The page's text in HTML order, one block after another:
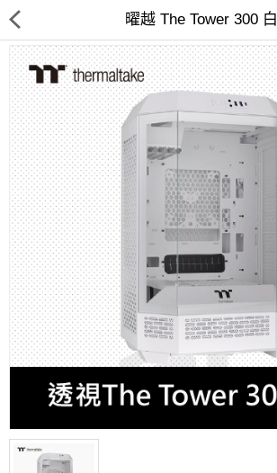
客訂商品
筆電
超值DIY主機
迷你PC專區
華碩品牌桌上型組裝機
處理器
記憶體
INTEL主機板
AMD主機板
曜越 The Tower 300 白